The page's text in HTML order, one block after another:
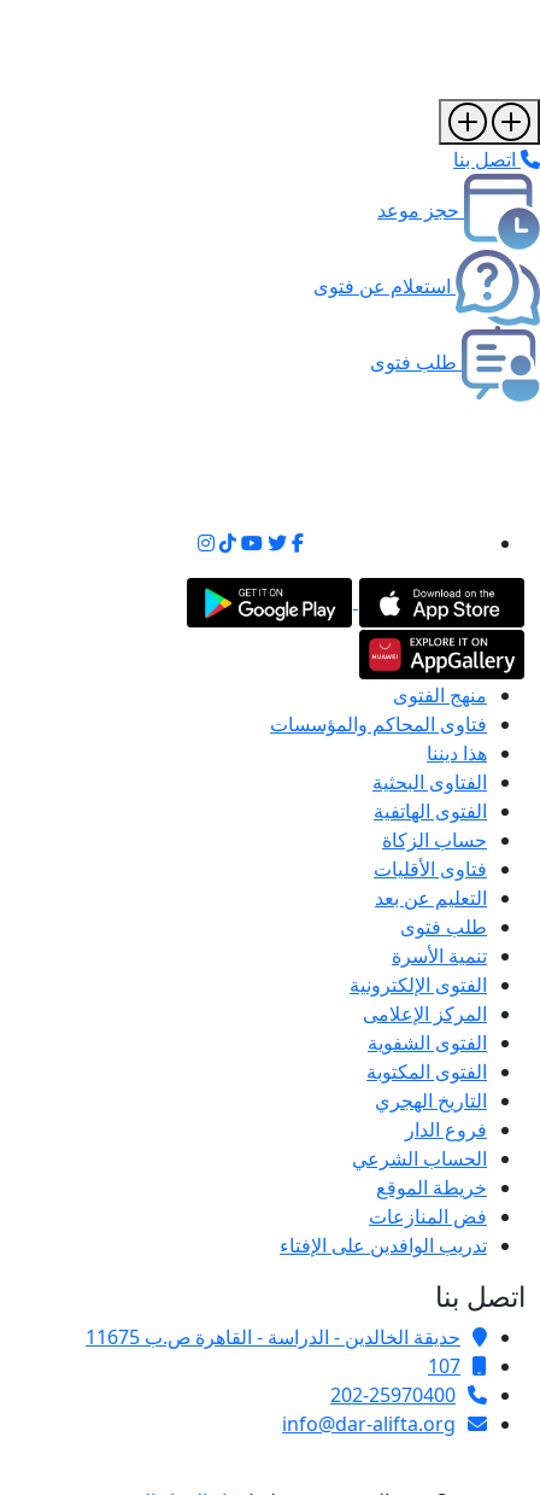
اتصل بنا
حجز موعد
استعلام عن فتوى
طلب فتوى
منهج الفتوى
فتاوى المحاكم والمؤسسات
هذا ديننا
الفتاوى البحثية
الفتوى الهاتفية
حساب الزكاة
فتاوى الأقليات
التعليم عن بعد
طلب فتوى
تنمية الأسرة
الفتوى الإلكترونية
المركز الإعلامى
الفتوى الشفوية
الفتوى المكتوبة
التاريخ الهجري
فروع الدار
الحساب الشرعي
خريطة الموقع
فض المنازعات
تدريب الوافدين على الإفتاء
اتصل بنا
حديقة الخالدين - الدراسة - القاهرة ص.ب 11675
107
202-25970400
info@dar-alifta.org